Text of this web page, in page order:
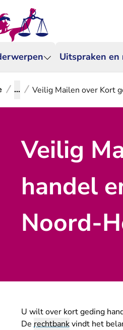
Uitspraken en
... Veilig Mailen over Kort
Veilig
handel
Noord-
U wilt over kort geding
De rechtbankvindt het